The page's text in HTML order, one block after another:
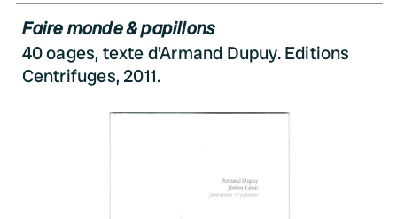
Faire monde & papillons
40 oages, texte d'Armand Dupuy. Editions
Centrifuges, 2011.